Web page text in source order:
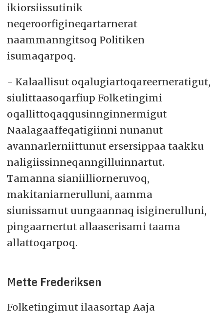
ikiorsiissutinik
neqeroorfigineqartarnerat
naammanngitsoq Politiken
isumaqarpoq.
- Kalaallisut oqalugiartoqareerneratigut,
siulittaasoqarfiup Folketingimi
oqallittoqaqqusinnginnermigut
Naalagaaffeqatigiinni nunanut
avannarlerniittunut ersersippaa taakku
naligiissinneqanngilluinnartut.
Tamanna sianiilliorneruvoq,
makitaniarnerulluni, aamma
siunissamut uungaannaq isiginerulluni,
pingaarnertut allaaserisami taama
allattoqarpoq.
Mette Frederiksen
Folketingimut ilaasortap Aaja